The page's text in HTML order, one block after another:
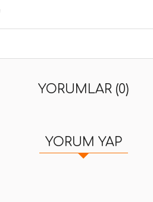
YORUMLAR (0)
YORUM YAP